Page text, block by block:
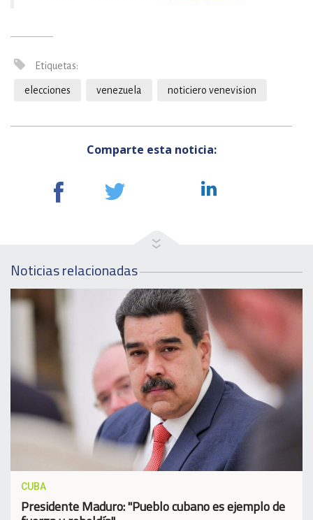
Etiquetas:
elecciones venezuela noticiero venevision
Comparte esta noticia:
Noticias relacionadas
CUBA
Presidente Maduro: "Pueblo cubano es ejemplo de